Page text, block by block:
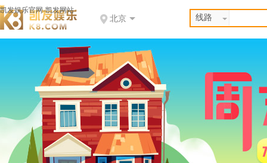
凯发娱乐官网-凯发网站
北京 线路